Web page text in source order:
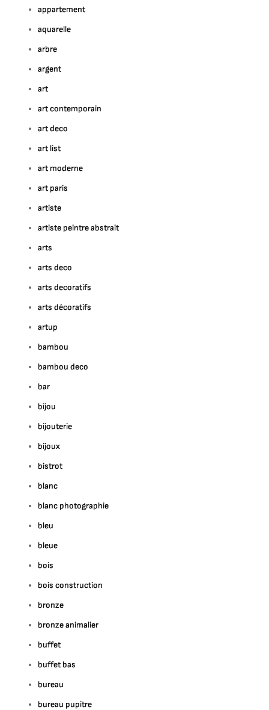
appartement
aquarelle
arbre
argent
art
art contemporain
art deco
art list
art moderne
art paris
artiste
artiste peintre abstrait
arts
arts deco
arts decoratifs
arts décoratifs
artup
bambou
bambou deco
bar
bijou
bijouterie
bijoux
bistrot
blanc
blanc photographie
bleu
bleue
bois
bois construction
bronze
bronze animalier
buffet
buffet bas
bureau
bureau pupitre